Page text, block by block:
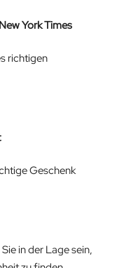
York Times
richtigen
Geschenk
in der Lage sein,